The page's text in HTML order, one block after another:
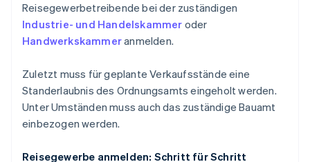
Reisegewerbetreibende bei der zuständigen
Industrie- und Handelskammer oder
Handwerkskammeranmelden.
Zuletzt muss für geplante Verkaufsstände eine
Standerlaubnis des Ordnungsamts eingeholt werden.
Unter Umständen muss auch das zuständige Bauamt
einbezogen werden.
Reisegewerbe anmelden: Schritt für Schritt